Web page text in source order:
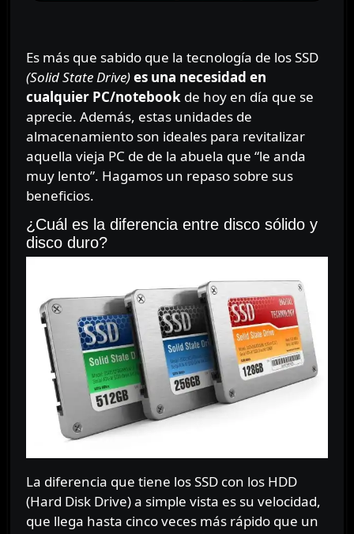
Es más que sabido que la tecnología de los SSD
(Solid State Drive)es una necesidad en
cualquier PC/notebook de hoy en día que se
aprecie. Además, estas unidades de
almacenamiento son ideales para revitalizar
aquella vieja PC de de la abuela que “le anda
muy lento”. Hagamos un repaso sobre sus
beneficios.
¿Cuál es la diferencia entre disco sólido y
disco duro?
La diferencia que tiene los SSD con los HDD
(Hard Disk Drive) a simple vista es su velocidad,
que llega hasta cinco veces más rápido que un